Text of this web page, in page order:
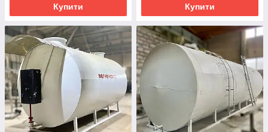
Купити Купити